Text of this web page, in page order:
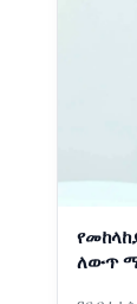
ለውጥ